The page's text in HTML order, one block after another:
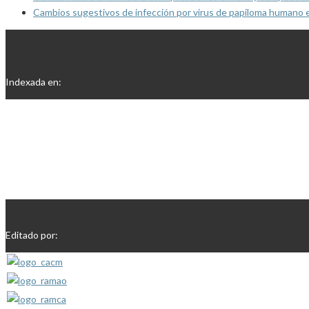
Cambios sugestivos de infección por virus de papiloma
Indexada en:
Editado por: